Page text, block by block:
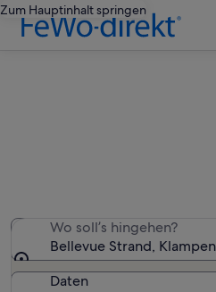
Zum Hauptinhalt springen
Wo soll’s hingehen?
Bellevue Strand,
Daten